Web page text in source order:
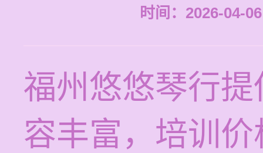
时间：2026-04-
福州悠悠琴行
容丰富，培训